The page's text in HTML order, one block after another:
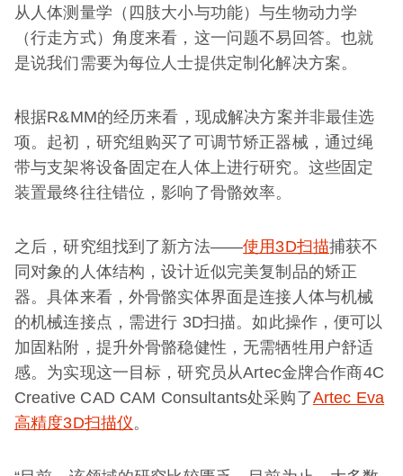
从人体测量学（四肢大小与功能）与生物动力学
（行走方式）角度来看，这一问题不易回答。也就
是说我们需要为每位人士提供定制化解决方案。
根据R&MM的经历来看，现成解决方案并非最佳选
项。起初，研究组购买了可调节矫正器械，通过绳
带与支架将设备固定在人体上进行研究。这些固定
装置最终往往错位，影响了骨骼效率。
之后，研究组找到了新方法——使用3D扫描捕获不
同对象的人体结构，设计近似完美复制品的矫正
器。具体来看，外骨骼实体界面是连接人体与机械
的机械连接点，需进行 3D扫描。如此操作，便可以
加固粘附，提升外骨骼稳健性，无需牺牲用户舒适
感。为实现这一目标，研究员从Artec金牌合作商4C
Creative CAD CAM Consultants处采购了Artec Eva
高精度3D扫描仪。